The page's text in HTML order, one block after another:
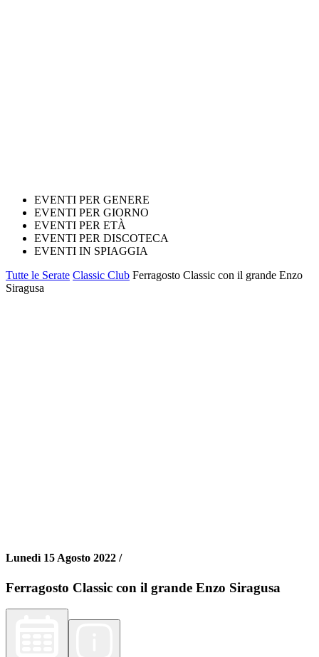
EVENTI PER GENERE
EVENTI PER GIORNO
EVENTI PER ETÀ
EVENTI PER DISCOTECA
EVENTI IN SPIAGGIA
Tutte le Serate Classic Club Ferragosto Classic con il grande Enzo
Siragusa
Lunedì 15 Agosto 2022 /
Ferragosto Classic con il grande Enzo Siragusa